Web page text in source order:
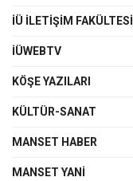
İÜ İLETIŞIM FAKÜLTESI
İÜWEBTV
KÖŞE YAZILARI
KÜLTÜR-SANAT
MANSET HABER
MANSET YANI